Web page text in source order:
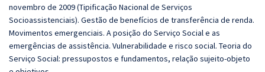
novembro de 2009 (Tipificação Nacional de Serviços
Socioassistenciais). Gestão de benefícios de transferência de renda.
Movimentos emergenciais. A posição do Serviço Social e as
emergências de assistência. Vulnerabilidade e risco social. Teoria do
Serviço Social: pressupostos e fundamentos, relação sujeito-objeto